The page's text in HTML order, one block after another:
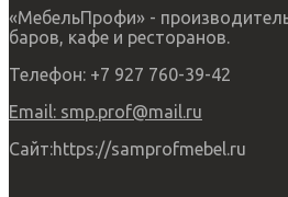
«МебельПрофи» -
баров, кафе и ресторанов.
Телефон: +7 927 760-39-42
Email: smp.prof@mail.ru
Сайт:https://samprofmebel.ru